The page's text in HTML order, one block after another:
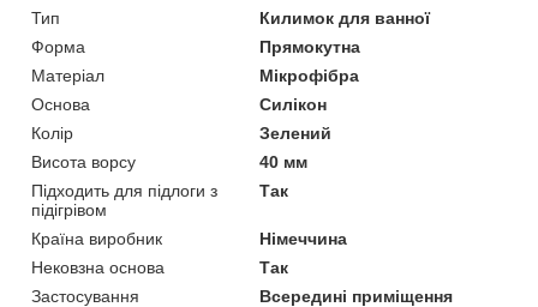
Тип
Килимок для ванної
Форма
Прямокутна
Матеріал
Мікрофібра
Основа
Силікон
Колір
Зелений
Висота ворсу
40 мм
Підходить для підлоги з
підігрівом
Так
Країна виробник
Німеччина
Нековзна основа
Так
Застосування
Всередині приміщення